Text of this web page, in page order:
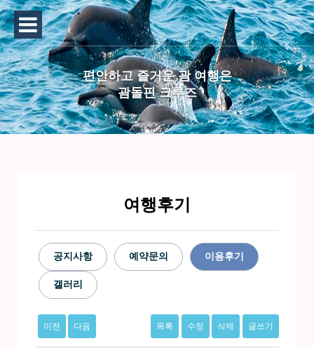
편안하고 즐거운 괌 여행은
괌돌핀 크루즈
여행후기
공지사항 예약문의 이용후기
갤러리
이전 다음 목록 수정 삭제 글쓰기